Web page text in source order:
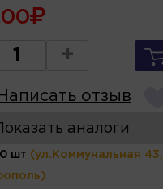
+
Написать отзыв
Показать аналоги
шт (ул.Коммунальная 43,